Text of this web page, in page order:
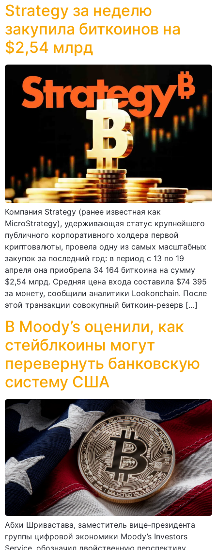
Strategy за неделю
закупила биткоинов на
$2,54 млрд
Компания Strategy (ранее известная как
MicroStrategy), удерживающая статус крупнейшего
публичного корпоративного холдера первой
криптовалюты, провела одну из самых масштабных
закупок за последний год: в период с 13 по 19
апреля она приобрела 34 164 биткоина на сумму
$2,54 млрд. Средняя цена входа составила $74 395
за монету, сообщили аналитики Lookonchain. После
этой транзакции совокупный биткоин-резерв […]
В Moody’s оценили, как
стейблкоины могут
перевернуть банковскую
систему США
Абхи Шривастава, заместитель вице-президента
группы цифровой экономики Moody’s Investors
Service, обозначил двойственную перспективу